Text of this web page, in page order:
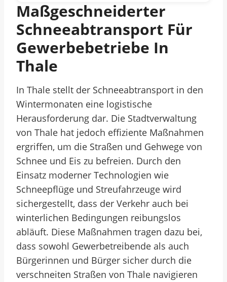
Maßgeschneiderter
Schneeabtransport Für
Gewerbebetriebe In
Thale
In Thale stellt der Schneeabtransport in den
Wintermonaten eine logistische
Herausforderung dar. Die Stadtverwaltung
von Thale hat jedoch effiziente Maßnahmen
ergriffen, um die Straßen und Gehwege von
Schnee und Eis zu befreien. Durch den
Einsatz moderner Technologien wie
Schneepflüge und Streufahrzeuge wird
sichergestellt, dass der Verkehr auch bei
winterlichen Bedingungen reibungslos
abläuft. Diese Maßnahmen tragen dazu bei,
dass sowohl Gewerbetreibende als auch
Bürgerinnen und Bürger sicher durch die
verschneiten Straßen von Thale navigieren